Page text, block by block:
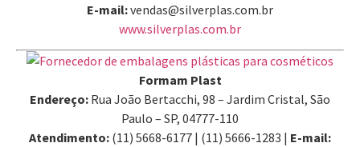
E-mail:vendas@silverplas.com.br
www.silverplas.com.br
Formam Plast
Endereço: Rua João Bertacchi, 98 – Jardim Cristal, São
Paulo – SP, 04777-110
Atendimento: (11) 5668-6177 | (11) 5666-1283 | E-mail: